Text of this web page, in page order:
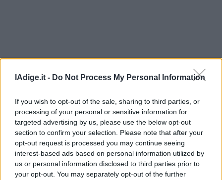
lAdige.it - Do Not Process My Personal Information
If you wish to opt-out of the sale, sharing to third parties, or
processing of your personal or sensitive information for
targeted advertising by us, please use the below opt-out
section to confirm your selection. Please note that after your
opt-out request is processed you may continue seeing
interest-based ads based on personal information utilized by
us or personal information disclosed to third parties prior to
your opt-out. You may separately opt-out of the further
Social media